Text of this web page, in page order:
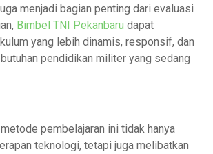
menjadi bagian penting dari evaluasi
Bimbel TNI Pekanbaru dapat
yang lebih dinamis, responsif, dan
pendidikan militer yang sedang
pembelajaran ini tidak hanya
teknologi, tetapi juga melibatkan